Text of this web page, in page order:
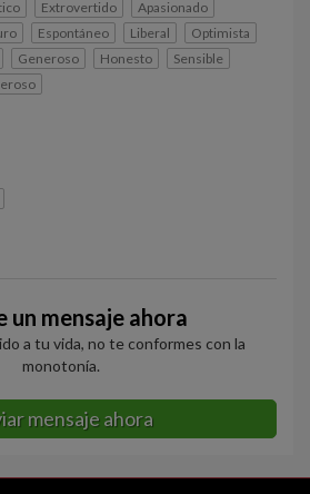
Extrovertido
Apasionado
Espontáneo Liberal
Optimista
Generoso Honesto
Sensible
un mensaje ahora
a tu vida, no te conformes con la
monotonía.
mensaje ahora